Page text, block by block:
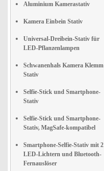
Aluminium Kamerastativ
Kamera Einbein Stativ
Universal-Dreibein-Stativ für
LED-Pflanzenlampen
Schwanenhals Kamera Klemm
Stativ
Selfie-Stick und Smartphone-
Stativ
Selfie-Stick und Smartphone-
Stativ, MagSafe-kompatibel
Smartphone-Selfie-Stativ mit 2
LED-Lichtern und Bluetooth-
Fernauslöser